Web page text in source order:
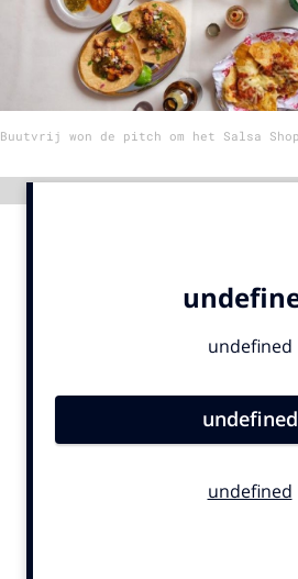
Home
9 sept: GenAI-training
12 nov: MarketingLive!
Adverteren
Events
Opleidingen
Vacatures
Bureaus
Buutvrij won de pitch om het Salsa